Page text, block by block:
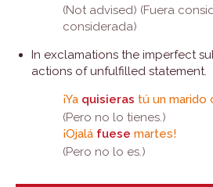
(Not advised) (Fuera
considerada)
In exclamations the imperfect
actions of unfulfilled statement.
¡Ya quisieras tú un marido
(Pero no lo tienes.)
¡Ojalá fuese martes!
(Pero no lo es.)